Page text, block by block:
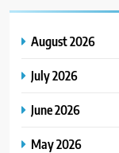
August 2026
July 2026
June 2026
May 2026